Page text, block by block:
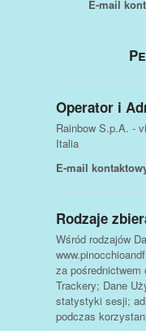
E-mail
Operator i
Rainbow S.p.A. -
Italia
E-mail
Rodzaje
Wśród rodzajów
za
Trackery; Dane
statystyki sesji;
podczas